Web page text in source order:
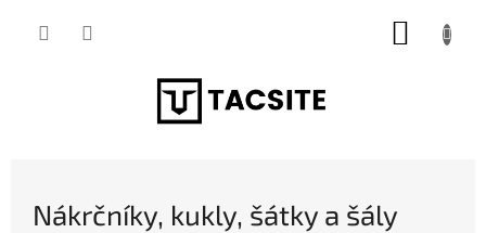
Nákrčníky, kukly, šátky a šály